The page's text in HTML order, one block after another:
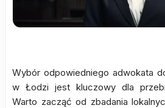
Wybór odpowiedniego adwokata
w Łodzi jest kluczowy dla
Warto zacząć od zbadania